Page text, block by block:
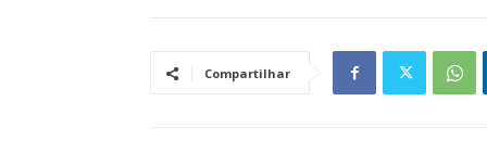
Compartilhar